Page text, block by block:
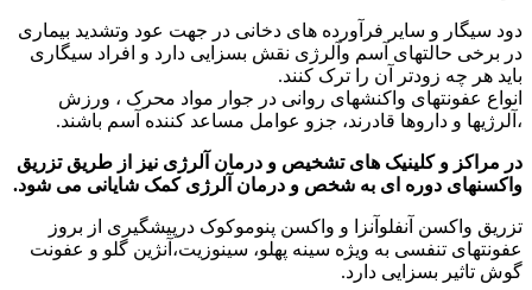
دود سیگار و سایر فرآورده های دخانی در جهت عود وتشدید بیماری
در برخی حالتهای آسم وآلرژی نقش بسزایی دارد و افراد سیگاری
باید هر چه زودتر آن را ترک کنند.
انواع عفونتهای واکنشهای روانی در جوار مواد محرک ، ورزش
،آلرژیها و داروها قادرند، جزو عوامل مساعد کننده آسم باشند.
در مراکز و کلینیک های تشخیص و درمان آلرژی نیز از طریق تزریق
واکسنهای دوره ای به شخص و درمان آلرژی کمک شایانی می شود.
تزریق واکسن آنفلوآنزا و واکسن پنوموکوک درپیشگیری از بروز
عفونتهای تنفسی به ویژه سینه پهلو، سینوزیت،آنژین گلو و عفونت
گوش تاثیر بسزایی دارد.